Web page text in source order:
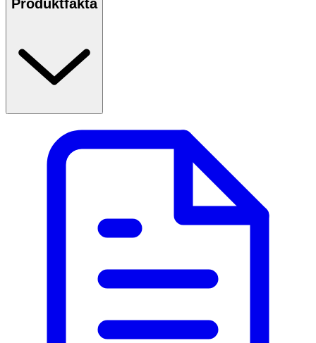
Produktfakta